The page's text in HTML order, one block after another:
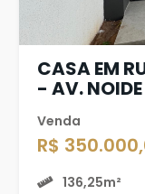
CASA EM
- AV. NOIDE
Venda
R$
136,25m²